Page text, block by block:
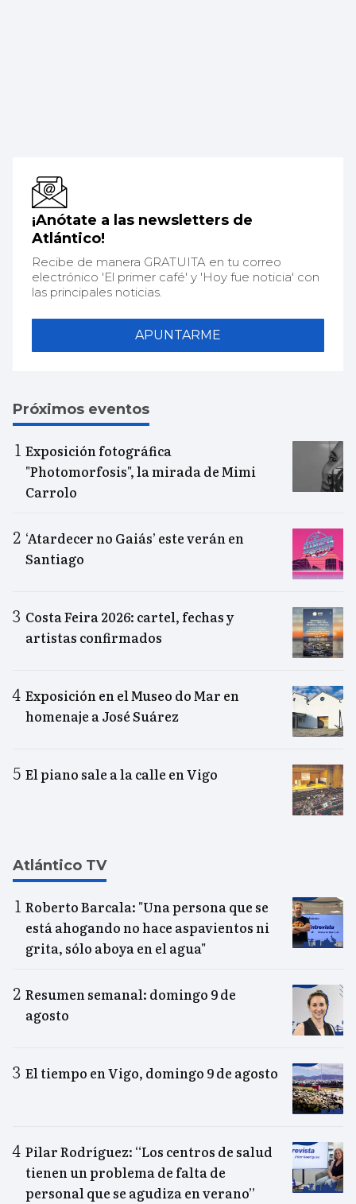
¡Anótate a las newsletters de
Atlántico!
Recibe de manera GRATUITA en tu correo
electrónico 'El primer café' y 'Hoy fue noticia' con
las principales noticias.
APUNTARME
Próximos eventos
Exposición fotográfica
"Photomorfosis", la mirada de Mimi
Carrolo
‘Atardecer no Gaiás’ este verán en
Santiago
Costa Feira 2026: cartel, fechas y
artistas confirmados
Exposición en el Museo do Mar en
homenaje a José Suárez
El piano sale a la calle en Vigo
Atlántico TV
Roberto Barcala: "Una persona que se
está ahogando no hace aspavientos ni
grita, sólo aboya en el agua"
Resumen semanal: domingo 9 de
agosto
El tiempo en Vigo, domingo 9 de agosto
Pilar Rodríguez: “Los centros de salud
tienen un problema de falta de
personal que se agudiza en verano”